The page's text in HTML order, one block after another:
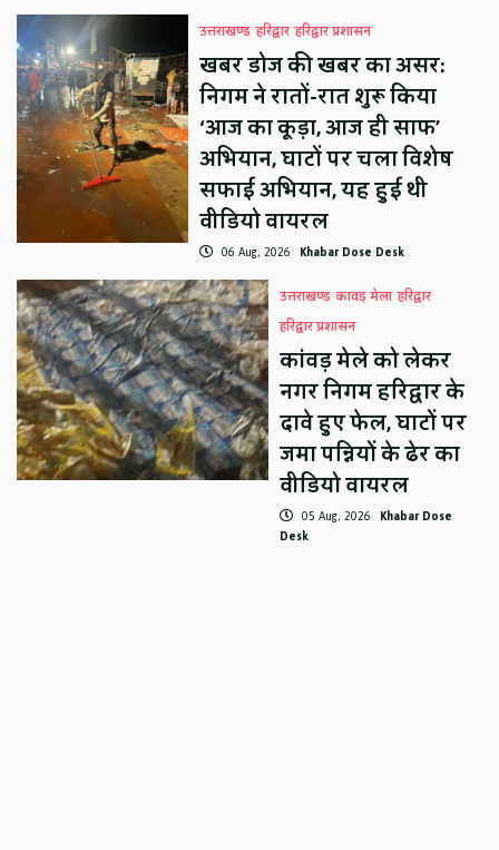
उत्तराखण्ड हरिद्वार हरिद्वार प्रशासन
खबर डोज की खबर का असर:
निगम ने रातों-रात शुरू किया
‘आज का कूड़ा, आज ही साफ’
अभियान, घाटों पर चला विशेष
सफाई अभियान, यह हुई थी
वीडियो वायरल
06 Aug, 2026 Khabar Dose Desk
उत्तराखण्ड कावड़ मेला हरिद्वार
हरिद्वार प्रशासन
कांवड़ मेले को लेकर
नगर निगम हरिद्वार के
दावे हुए फेल, घाटों पर
जमा पन्नियों के ढेर का
वीडियो वायरल
05 Aug, 2026 Khabar Dose
Desk